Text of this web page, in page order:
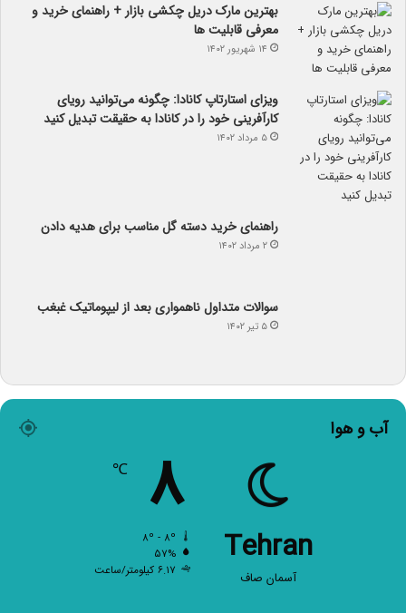
بهترین مارک دریل چکشی بازار + راهنمای خرید و
معرفی قابلیت ها
۱۴ شهریور ۱۴۰۲
ویزای استارتاپ کانادا: چگونه می‌توانید رویای
کارآفرینی خود را در کانادا به حقیقت تبدیل کنید
۵ مرداد ۱۴۰۲
راهنمای خرید دسته گل مناسب برای هدیه دادن
۲ مرداد ۱۴۰۲
سوالات متداول ناهمواری بعد از لیپوماتیک غبغب
۵ تیر ۱۴۰۲
آب و هوا
Tehran
آسمان صاف
۸
۵۷%
۶.۱۷ کیلومتر/ساعت